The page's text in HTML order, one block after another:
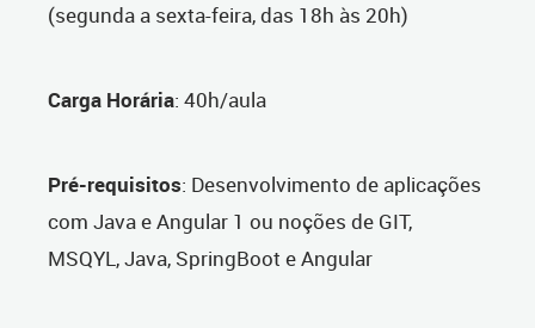
(segunda a sexta-feira, das 18h às 20h)
Carga Horária: 40h/aula
Pré-requisitos: Desenvolvimento de aplicações
com Java e Angular 1 ou noções de GIT,
MSQYL, Java, SpringBoot e Angular